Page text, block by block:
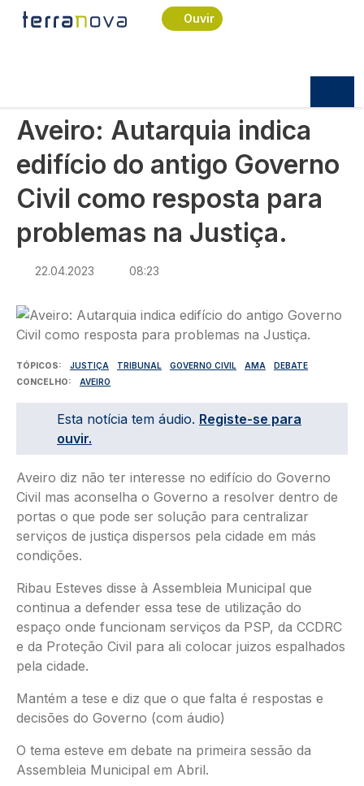
Passar para o conteúdo principal
Ouvir
Navegação estrutural
Início
Política
Aveiro: Autarquia indica edifício do antigo Governo
Aveiro: Autarquia indica
edifício do antigo Governo
Civil como resposta para
problemas na Justiça.
22.04.2023 08:23
Imagem
TÓPICOS JUSTIÇA TRIBUNAL GOVERNO CIVIL AMA
DEBATE
CONCELHO
AVEIRO
Esta notícia tem áudio. Registe-se para
ouvir.
Aveiro diz não ter interesse no edifício do Governo
Civil mas aconselha o Governo a resolver dentro de
portas o que pode ser solução para centralizar
serviços de justiça dispersos pela cidade em más
condições.
Ribau Esteves disse à Assembleia Municipal que
continua a defender essa tese de utilização do
espaço onde funcionam serviços da PSP, da CCDRC
e da Proteção Civil para ali colocar juizos espalhados
pela cidade.
Mantém a tese e diz que o que falta é respostas e
decisões do Governo (com áudio)
O tema esteve em debate na primeira sessão da
Assembleia Municipal em Abril.